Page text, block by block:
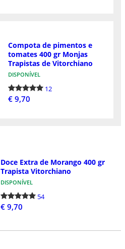
Compota de pimentos e
tomates 400 gr Monjas
Trapistas de Vitorchiano
DISPONÍVEL
12
€ 9,70
Doce Extra de Morango 400 gr
Trapista Vitorchiano
DISPONÍVEL
54
€ 9,70